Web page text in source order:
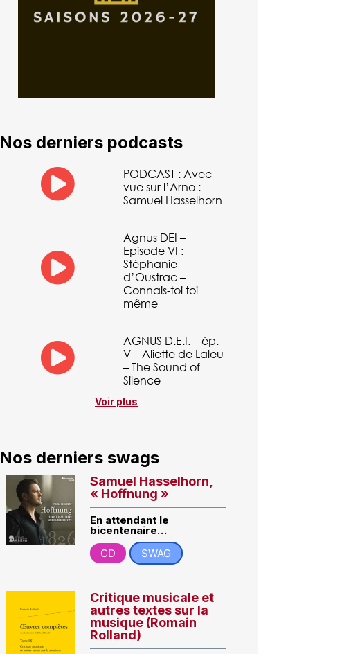
Nos derniers podcasts
PODCAST : Avec
vue sur l’Arno :
Samuel Hasselhorn
Agnus DEI –
Episode VI :
Stéphanie
d’Oustrac –
Connais-toi toi
même
AGNUS D.E.I. – ép.
V – Aliette de Laleu
– The Sound of
Silence
Voir plus
Nos derniers swags
Samuel Hasselhorn,
« Hoffnung »
En attendant le
bicentenaire…
CD
SWAG
Critique musicale et
autres textes sur la
musique (Romain
Rolland)